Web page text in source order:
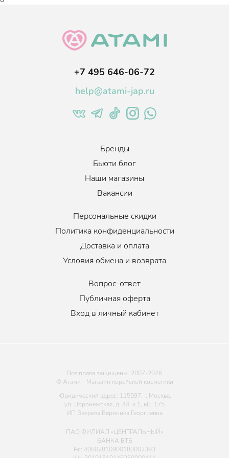
+7 495 646-06-72
help@atami-jap.ru
Бренды
Бьюти блог
Наши магазины
Вакансии
Персональные скидки
Политика конфиденциальности
Доставка и оплата
Условия обмена и возврата
Вопрос-ответ
Публичная оферта
Вход в личный кабинет
Все права защищены. 2007-2026
© Атами - Магазин корейской косметики
Юридический адрес: 115597, г. Москва,
ул. Воронежская, д. 44, к 1, кВ. 175
ИП Зверева Вероника Георгиевна
ПАО ФИЛИАЛ «ЦЕНТРАЛЬНЫЙ»
БАНКА ВТБ
Р/с: 40802810900180002393